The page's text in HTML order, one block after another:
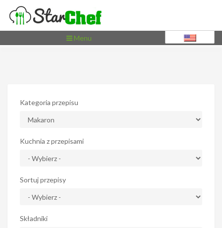
Toggle
navigation
Menu
Kategoria przepisu
Kuchnia z przepisami
Sortuj przepisy
Składniki